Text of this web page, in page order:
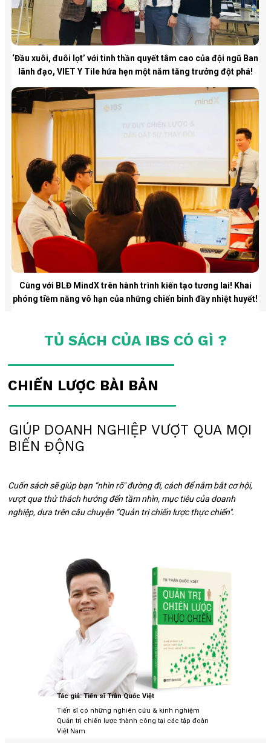
‘Đầu xuôi, đuôi lọt’ với tinh thần quyết tâm cao của đội ngũ Ban
lãnh đạo, VIET Y Tile hứa hẹn một năm tăng trưởng đột phá!
Cùng với BLĐ MindX trên hành trình kiến tạo tương lai! Khai
phóng tiềm năng vô hạn của những chiến binh đầy nhiệt huyết!
TỦ SÁCH CỦA IBS CÓ GÌ ?
CHIẾN LƯỢC BÀI BẢN
GIÚP DOANH NGHIỆP VƯỢT QUA MỌI
BIẾN ĐỘNG
Cuốn sách sẽ giúp bạn “nhìn rõ" đường đi, cách để nắm bắt cơ hội,
vượt qua thử thách hướng đến tầm nhìn, mục tiêu của doanh
nghiệp, dựa trên câu chuyện “Quản trị chiến lược thực chiến".
Tác giả: Tiến sĩ Trần Quốc Việt
Tiến sĩ có những nghiên cứu & kinh nghiệm
Quản trị chiến lược thành công tại các tập đoàn
Việt Nam